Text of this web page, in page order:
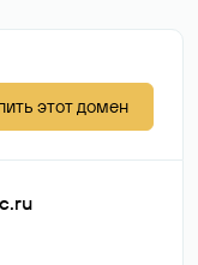
этот домен